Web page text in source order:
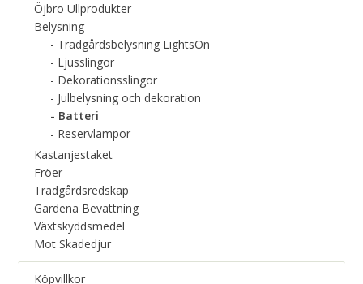
Öjbro Ullprodukter
Belysning
Trädgårdsbelysning LightsOn
Ljusslingor
Dekorationsslingor
Julbelysning och dekoration
Batteri
Reservlampor
Kastanjestaket
Fröer
Trädgårdsredskap
Gardena Bevattning
Växtskyddsmedel
Mot Skadedjur
Köpvillkor